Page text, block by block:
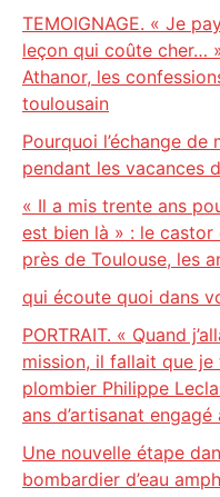
TEMOIGNAGE. « Je
leçon qui coûte cher…
Athanor, les
toulousain
Pourquoi l’échange
pendant les vacances
« Il a mis trente ans
est bien là » : le
près de Toulouse, les
qui écoute quoi dans
PORTRAIT. « Quand
mission, il fallait que
plombier Philippe
ans d’artisanat engagé
Une nouvelle étape
bombardier d’eau